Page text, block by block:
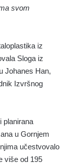
svom
iz
Sloga iz
Johanes Han,
Izvršnog
planirana
u Gornjem
učestvovalo
više od 195